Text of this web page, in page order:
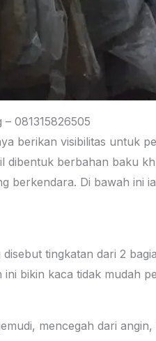
081315826505
berikan visibilitas untuk
dibentuk berbahan baku
berkendara. Di bawah ini
tingkatan dari 2
bikin kaca tidak mudah
mencegah dari